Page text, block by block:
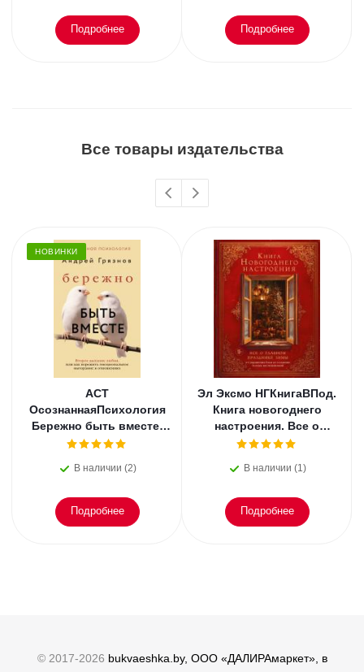
Подробнее Подробнее
Все товары издательства
НОВИНКИ
АСТ
ОсознаннаяПсихология
Бережно быть вместе.
Второе дыхание любви,
эмоциональное
В наличии (2)
Подробнее
Эл Эксмо НГКнигаВПод.
Книга новогоднего
настроения. Все о
главном празднике
елки
В наличии (1)
Подробнее
© 2017-2026 bukvaeshka.by, ООО «ДАЛИРАмаркет», в